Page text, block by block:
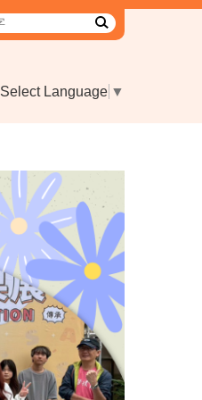
Select Language ▼